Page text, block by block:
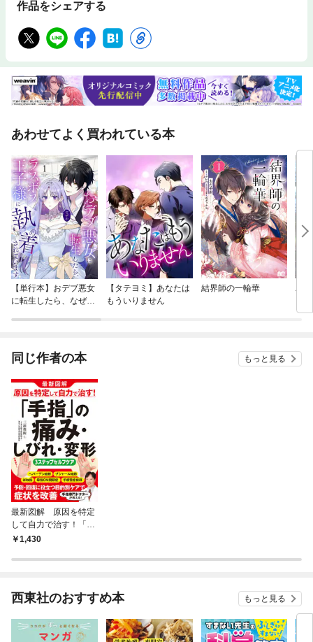
記載されている内容は、印刷出版当時の情報に基づき作成されたもので
を含んでいる場合があります。また、印刷出版とは異なる表記・表現の場
合があります。株式会社西東社／seitosha
作品をシェアする
あわせてよく買われている本
【単行本】おデブ悪女
に転生したら、なぜか
【タテヨミ】あなたは
もういりません
結界師の一輪華
バ
今
同じ作者の本 もっと見る
最新図解 原因を特定
して自力で治す！「手
指」の痛み・しびれ・
フケア
1,430
西東社のおすすめ本 もっと見る